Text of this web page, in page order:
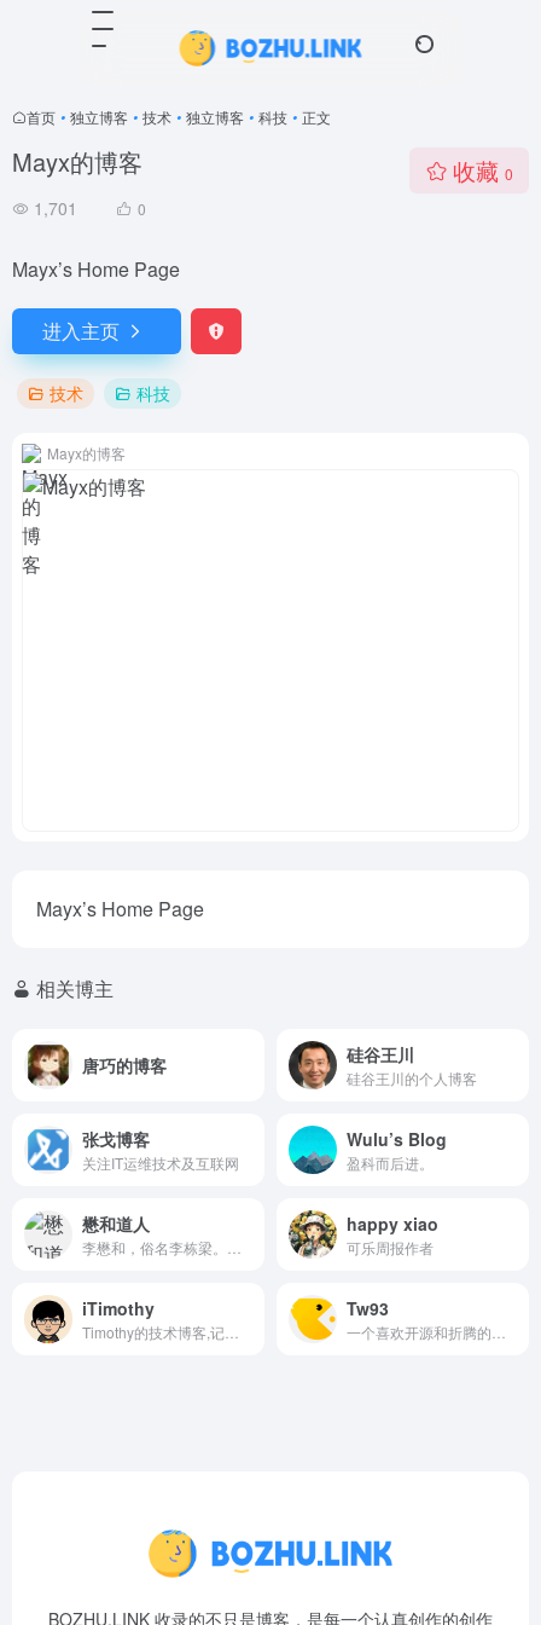
首页 • 独立博客 • 技术 • 独立博客 • 科技 • 正文
Mayx的博客
1,701 0
收藏 0
Mayx’s Home Page
进入主页
技术 科技
Mayx的博客
Mayx’s Home Page
相关博主
唐巧的博客 硅谷王川
硅谷王川的个人博客
张戈博客
关注IT运维技术及互联网
Wulu’s Blog
盈科而后进。
懋和道人 happy xiao
可乐周报作者
iTimothy Tw93
BOZHU.LINK 收录的不只是博客，是每一个认真创作的创作